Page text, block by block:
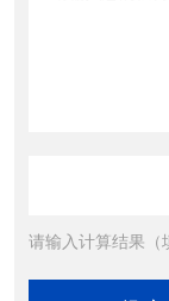
请输入计算结果（